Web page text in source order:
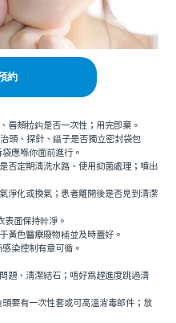
約
頰拉鈎是否一次性；用完即棄。
、探針、鑷子是否獨立密封袋包
應喺你面前進行。
定期清洗水路、使用抑菌處理；噴出
化或換氣；患者離開後是否見到清潔
面保持幹淨。
色醫療廢物桶並及時蓋好。
染控制有章可循。
、清潔結石；唔好爲趕進度跳過清
要有一次性套或可高溫消毒部件；放